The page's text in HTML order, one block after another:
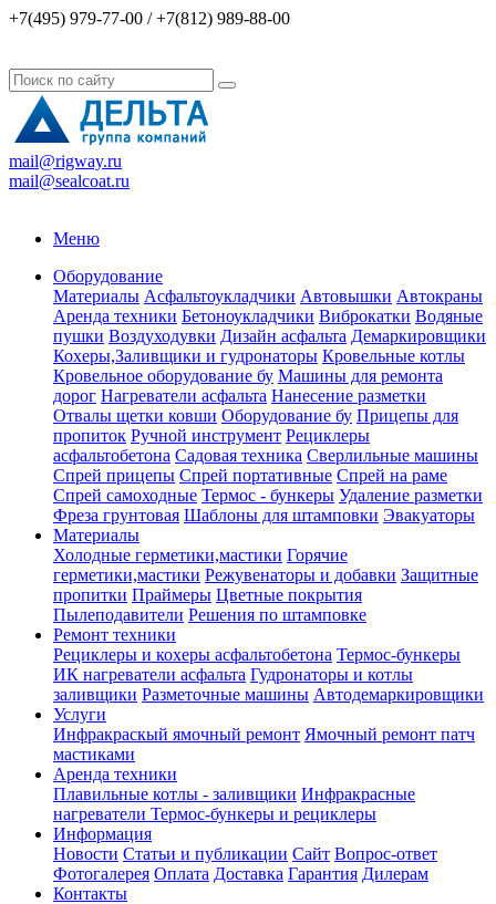
+7(495) 979-77-00 / +7(812) 989-88-00
mail@rigway.ru
mail@sealcoat.ru
Меню
Оборудование
Материалы Асфальтоукладчики Автовышки Автокраны
Аренда техники Бетоноукладчики Виброкатки Водяные
пушки Воздуходувки Дизайн асфальта Демаркировщики
Кохеры,Заливщики и гудронаторы Кровельные котлы
Кровельное оборудование бу Машины для ремонта
дорог Нагреватели асфальта Нанесение разметки
Отвалы щетки ковши Оборудование бу Прицепы для
пропиток Ручной инструмент Рециклеры
асфальтобетона Садовая техника Сверлильные машины
Спрей прицепы Спрей портативные Спрей на раме
Спрей самоходные Термос - бункеры Удаление разметки
Фреза грунтовая Шаблоны для штамповки Эвакуаторы
Материалы
Холодные герметики,мастики Горячие
герметики,мастики Режувенаторы и добавки Защитные
пропитки Праймеры Цветные покрытия
Пылеподавители Решения по штамповке
Ремонт техники
Рециклеры и кохеры асфальтобетона Термос-бункеры
ИК нагреватели асфальта Гудронаторы и котлы
заливщики Разметочные машины Автодемаркировщики
Услуги
Инфракраскый ямочный ремонт Ямочный ремонт патч
мастиками
Аренда техники
Плавильные котлы - заливщики Инфракрасные
нагреватели Термос-бункеры и рециклеры
Информация
Новости Статьи и публикации Сайт Вопрос-ответ
Фотогалерея Оплата Доставка Гарантия Дилерам
Контакты